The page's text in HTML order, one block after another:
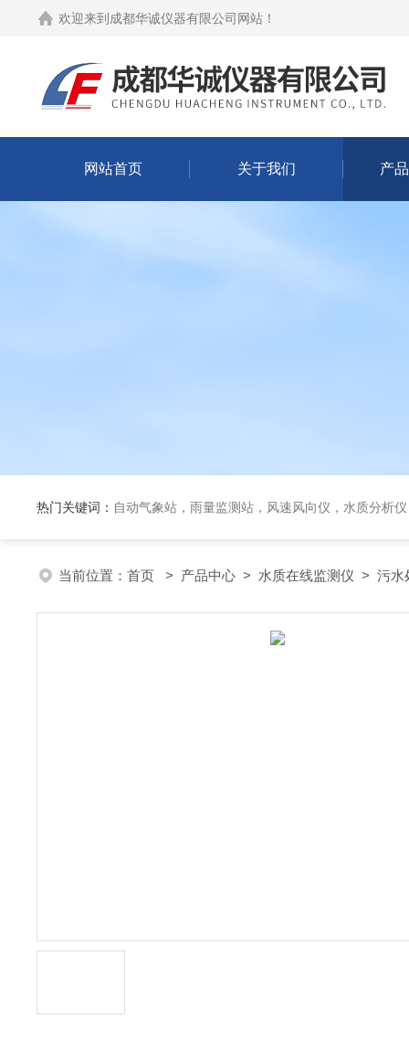
欢迎来到 成都华诚仪器有限公司网站 ！
网站首页 关于我们 产
热门关键词： 自动气象站，雨量监测站，风速风向仪，水质分析
当前位置： 首页 > 产品中心 > 水质在线监测仪 > 污水